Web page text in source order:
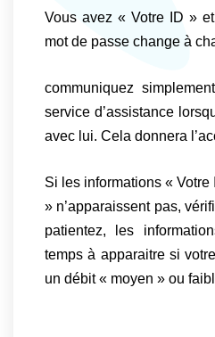
Vous avez « Votre ID »
mot de passe change à
communiquez
service d’assistance
avec lui. Cela donnera
Si les informations «
» n’apparaissent pas,
patientez, les
temps à apparaitre si
un débit « moyen » ou